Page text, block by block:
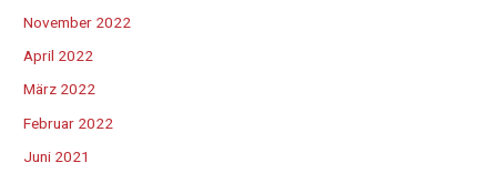
November 2022
April 2022
März 2022
Februar 2022
Juni 2021